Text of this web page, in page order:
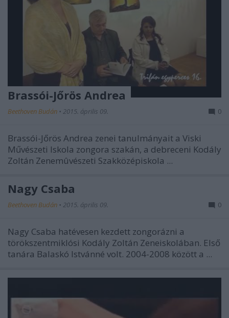
Brassói-Jőrös Andrea
Beethoven Budán • 2015. április 09. 0
Brassói-Jőrös Andrea zenei tanulmányait a Viski
Művészeti Iskola zongora szakán, a debreceni Kodály
Zoltán Zenemûvészeti Szakközépiskola ...
Nagy Csaba
Beethoven Budán • 2015. április 09. 0
Nagy Csaba hatévesen kezdett zongorázni a
törökszentmiklósi Kodály Zoltán Zeneiskolában. Első
tanára Balaskó Istvánné volt. 2004-2008 között a ...